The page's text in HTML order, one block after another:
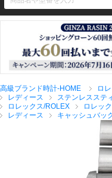
新規会員登録
ブ
高級ブランド時計-HOME ロ
レディース
ステンレスステ
ロレックス/ROLEX
ロレッ
レディース
キャッシュバッ